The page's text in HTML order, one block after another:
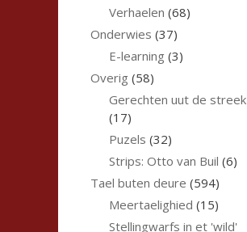
Verhaelen (68)
Onderwies (37)
E-learning (3)
Overig (58)
Gerechten uut de streek
(17)
Puzels (32)
Strips: Otto van Buil (6)
Tael buten deure (594)
Meertaelighied (15)
Stellingwarfs in et 'wild'